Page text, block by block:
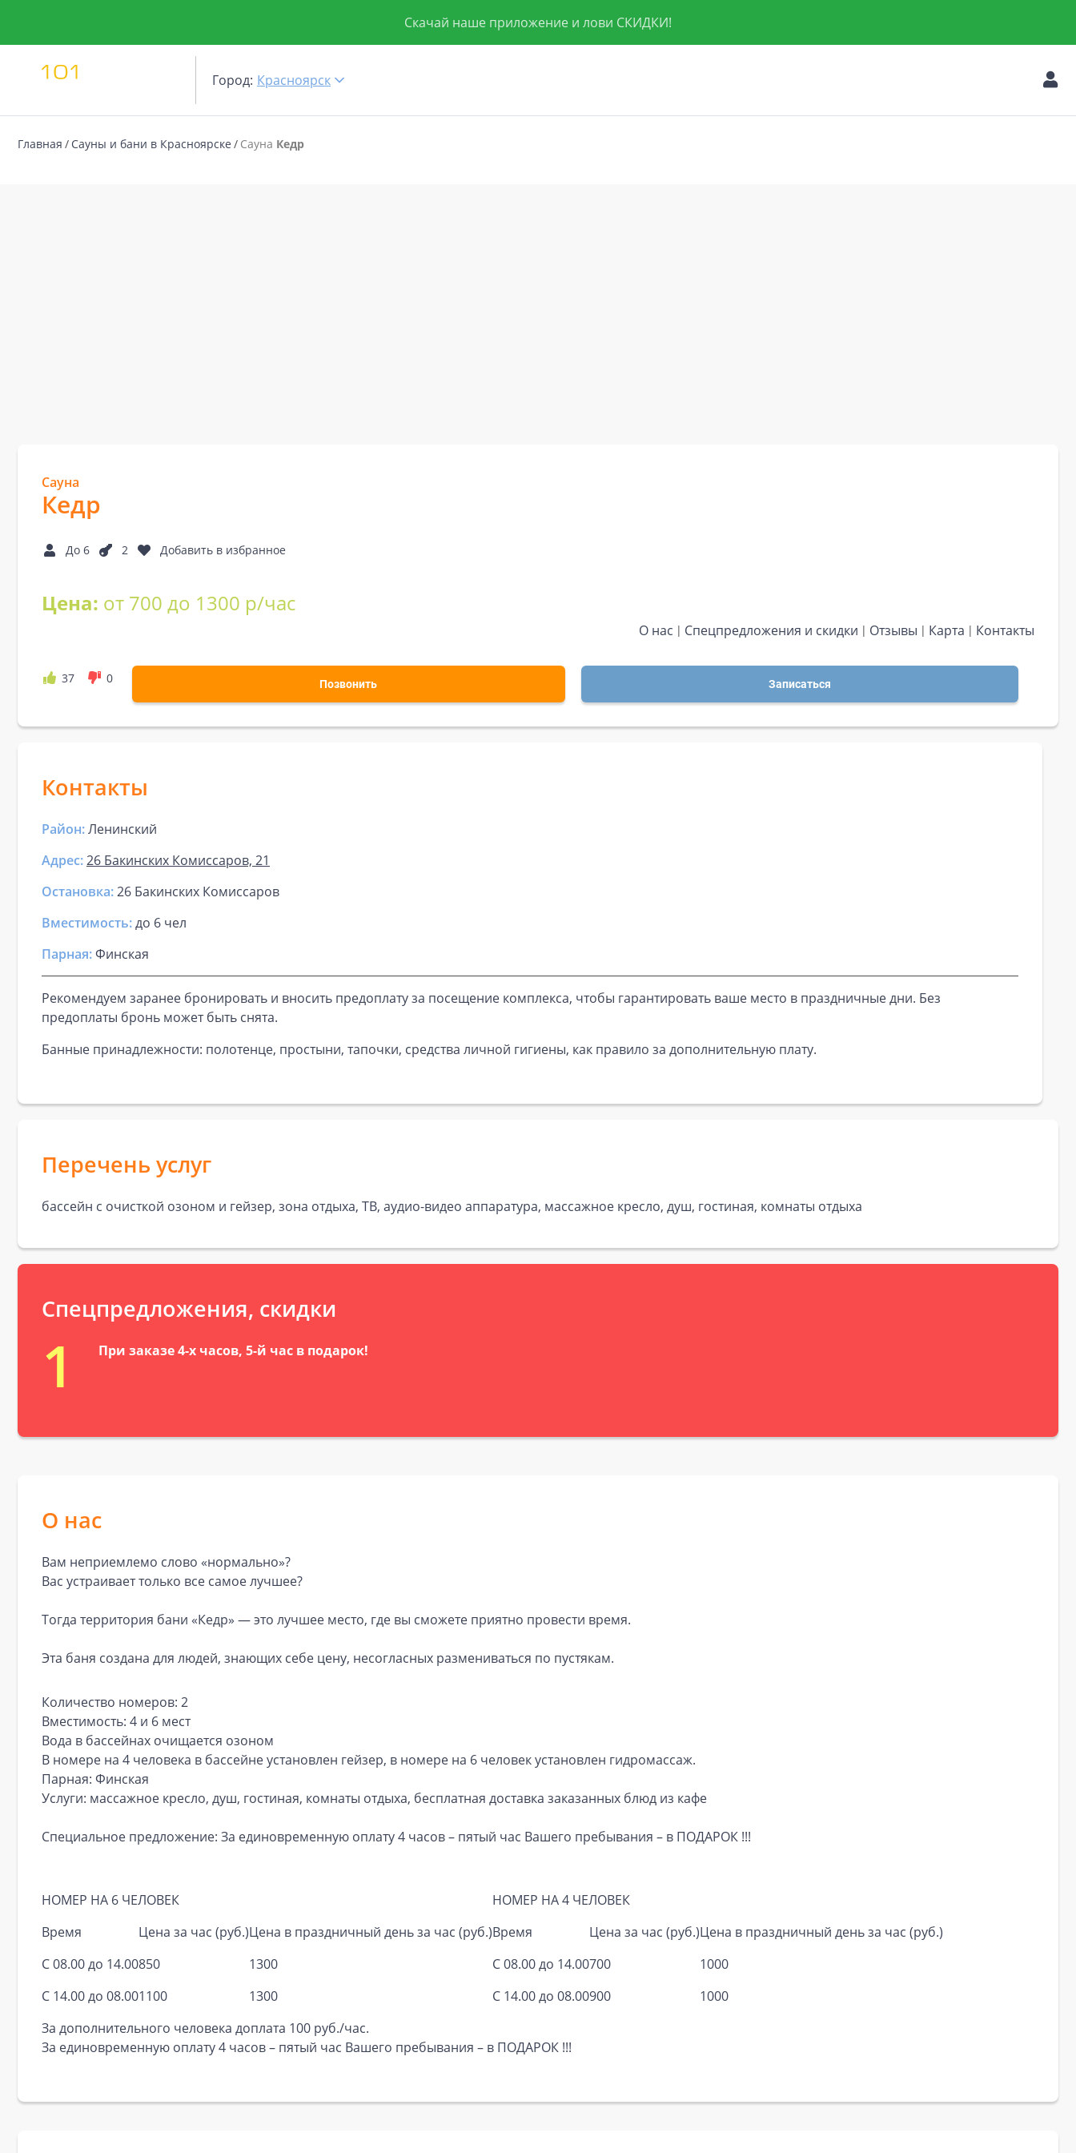
Скачай наше приложение и лови СКИДКИ!
Город: Красноярск
Главная Сауны и бани в Красноярске Сауна Кедр
Сауна
Кедр
До 6 2 Добавить в избранное
Цена: от 700 до 1300 р/час
О нас Спецпредложения и скидки Отзывы Карта Контакты
37 0 Позвонить Записаться
Контакты
Район:Ленинский
Адрес:26 Бакинских Комиссаров, 21
Остановка:26 Бакинских Комиссаров
Вместимость:до 6 чел
Парная:Финская
Рекомендуем заранее бронировать и вносить предоплату за посещение комплекса, чтобы гарантировать ваше место в праздничные дни. Без
предоплаты бронь может быть снята.
Банные принадлежности: полотенце, простыни, тапочки, средства личной гигиены, как правило за дополнительную плату.
Перечень услуг
бассейн с очисткой озоном и гейзер, зона отдыха, ТВ, аудио-видео аппаратура, массажное кресло, душ, гостиная, комнаты отдыха
Спецпредложения, скидки
1 При заказе 4-х часов, 5-й час в подарок!
О нас
Вам неприемлемо слово «нормально»?
Вас устраивает только все самое лучшее?
Тогда территория бани «Кедр» — это лучшее место, где вы сможете приятно провести время.
Эта баня создана для людей, знающих себе цену, несогласных размениваться по пустякам.
Количество номеров: 2
Вместимость: 4 и 6 мест
Вода в бассейнах очищается озоном
В номере на 4 человека в бассейне установлен гейзер, в номере на 6 человек установлен гидромассаж.
Парная: Финская
Услуги: массажное кресло, душ, гостиная, комнаты отдыха, бесплатная доставка заказанных блюд из кафе
Специальное предложение: За единовременную оплату 4 часов – пятый час Вашего пребывания – в ПОДАРОК !!!
НОМЕР НА 6 ЧЕЛОВЕК
НОМЕР НА 4 ЧЕЛОВЕК
Время
Цена за час (руб.)Цена в праздничный день за час (руб.)Время Цена за час (руб.)Цена в праздничный день за час (руб.)
С 08.00 до 14.00850 1300 С 08.00 до 14.00700
1000
С 14.00 до 08.001100 1300 С 14.00 до 08.00900
1000
За дополнительного человека доплата 100 руб./час.
За единовременную оплату 4 часов – пятый час Вашего пребывания – в ПОДАРОК !!!